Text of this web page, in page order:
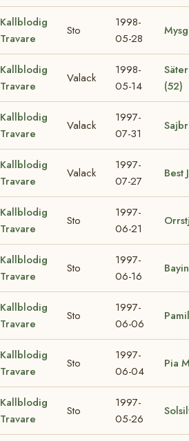
Kallblodig
Travare
Sto
1998-
05-28
Kallblodig
Travare
Valack
1998-
05-14
(52)
Kallblodig
Travare
Valack
1997-
07-31
Kallblodig
Travare
Valack
1997-
07-27
Best
Kallblodig
Travare
Sto
1997-
06-21
Kallblodig
Travare
Sto
1997-
06-16
Kallblodig
Travare
Sto
1997-
06-06
Kallblodig
Travare
Sto
1997-
06-04
Pia
Kallblodig
Travare
Sto
1997-
05-26